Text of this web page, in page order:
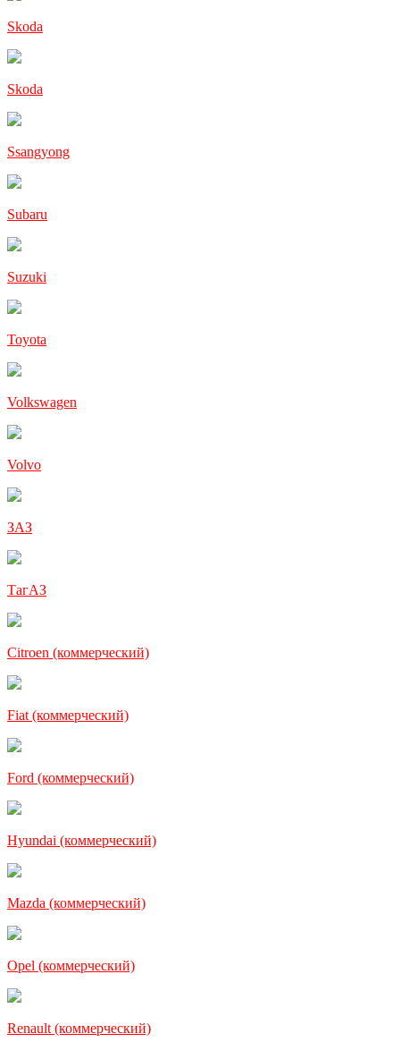
Skoda
Skoda
Ssangyong
Subaru
Suzuki
Toyota
Volkswagen
Volvo
ЗАЗ
ТагАЗ
Citroen (коммерческий)
Fiat (коммерческий)
Ford (коммерческий)
Hyundai (коммерческий)
Mazda (коммерческий)
Opel (коммерческий)
Renault (коммерческий)